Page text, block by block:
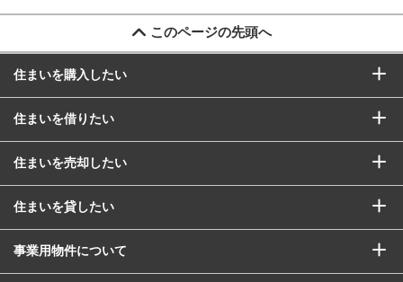
このページの先頭へ
住まいを購入したい
住まいを借りたい
住まいを売却したい
住まいを貸したい
事業用物件について